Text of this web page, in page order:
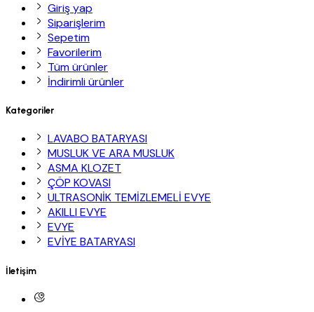
Giriş yap
Siparişlerim
Sepetim
Favorilerim
Tüm ürünler
İndirimli ürünler
Kategoriler
LAVABO BATARYASI
MUSLUK VE ARA MUSLUK
ASMA KLOZET
ÇÖP KOVASI
ULTRASONİK TEMİZLEMELİ EVYE
AKILLI EVYE
EVYE
EVİYE BATARYASI
İletişim